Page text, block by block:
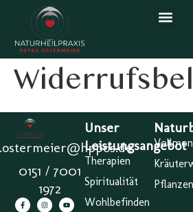
0151 / 7001
1972
Unser
Leistungsangebot
Therapien
Spiritualität
Wohlbefinden